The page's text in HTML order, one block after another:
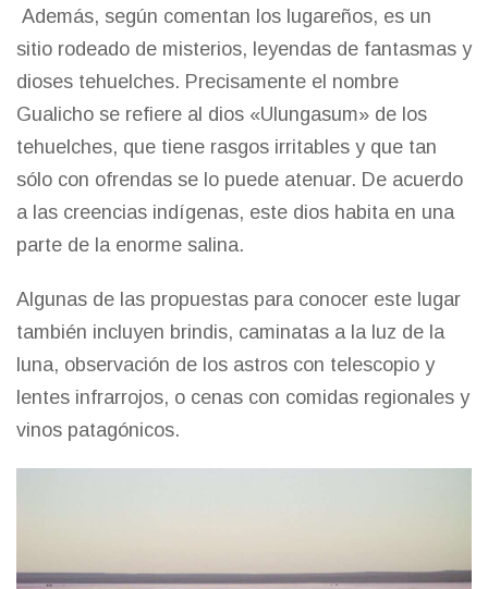
Además, según comentan los lugareños, es un
sitio rodeado de misterios, leyendas de fantasmas y
dioses tehuelches. Precisamente el nombre
Gualicho se refiere al dios «Ulungasum» de los
tehuelches, que tiene rasgos irritables y que tan
sólo con ofrendas se lo puede atenuar. De acuerdo
a las creencias indígenas, este dios habita en una
parte de la enorme salina.
Algunas de las propuestas para conocer este lugar
también incluyen brindis, caminatas a la luz de la
luna, observación de los astros con telescopio y
lentes infrarrojos, o cenas con comidas regionales y
vinos patagónicos.